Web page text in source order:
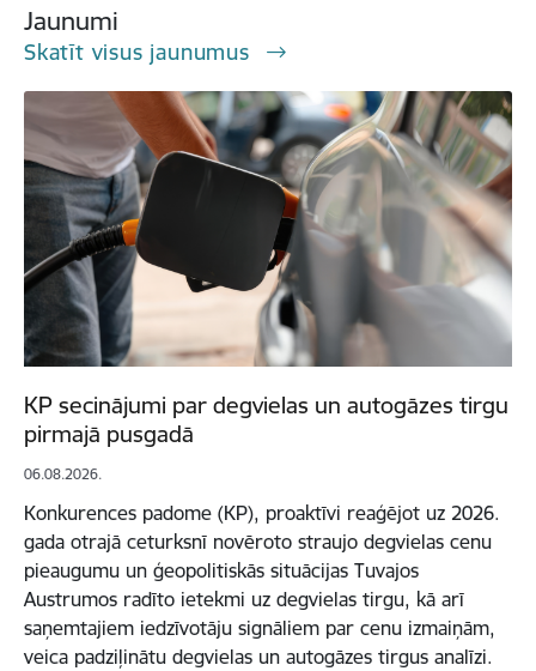
Jaunumi
Skatīt visus jaunumus
KP secinājumi par degvielas un autogāzes tirgu
pirmajā pusgadā
06.08.2026.
Konkurences padome (KP), proaktīvi reaģējot uz 2026.
gada otrajā ceturksnī novēroto straujo degvielas cenu
pieaugumu un ģeopolitiskās situācijas Tuvajos
Austrumos radīto ietekmi uz degvielas tirgu, kā arī
saņemtajiem iedzīvotāju signāliem par cenu izmaiņām,
veica padziļinātu degvielas un autogāzes tirgus analīzi.